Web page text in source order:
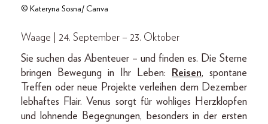
© Kateryna Sosna/ Canva
Waage | 24. September – 23. Oktober
Sie suchen das Abenteuer – und finden es. Die Sterne
bringen Bewegung in Ihr Leben:
Reisen, spontane
Treffen oder neue Projekte verleihen dem Dezember
lebhaftes Flair. Venus sorgt für wohliges Herzklopfen
und lohnende Begegnungen, besonders in der ersten